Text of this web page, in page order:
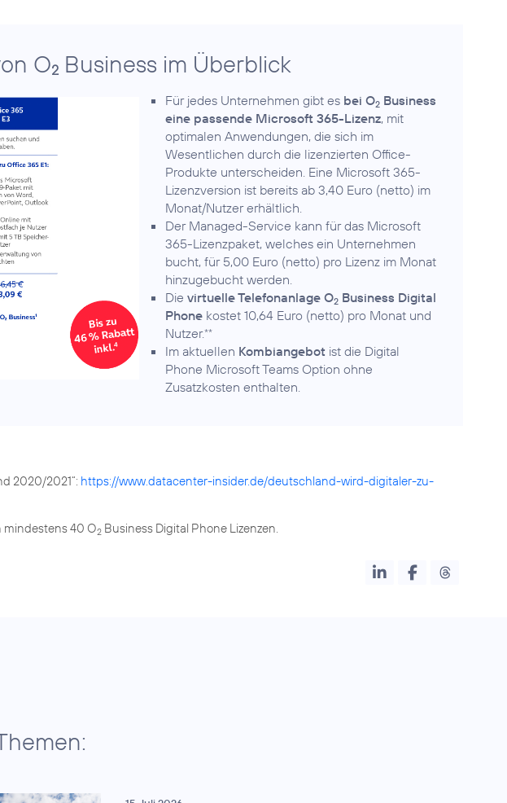
O2 Business im Überblick
Für jedes Unternehmen gibt es bei O2Business
eine passende Microsoft 365-Lizenz, mit
optimalen Anwendungen, die sich im
Wesentlichen durch die lizenzierten Office-
Produkte unterscheiden. Eine Microsoft 365-
Lizenzversion ist bereits ab 3,40 Euro (netto) im
Monat/Nutzer erhältlich.
Der Managed-Service kann für das Microsoft
365-Lizenzpaket, welches ein Unternehmen
bucht, für 5,00 Euro (netto) pro Lizenz im Monat
hinzugebucht werden.
Die virtuelle Telefonanlage O2Business Digital
Phonekostet 10,64 Euro (netto) pro Monat und
Nutzer.**
Im aktuellen Kombiangebot ist die Digital
Phone Microsoft Teams Option ohne
Zusatzkosten enthalten.
2020/2021“: https://www.datacenter-insider.de/deutschland-wird-digitaler-zu-
mindestens 40 O2 Business Digital Phone Lizenzen.